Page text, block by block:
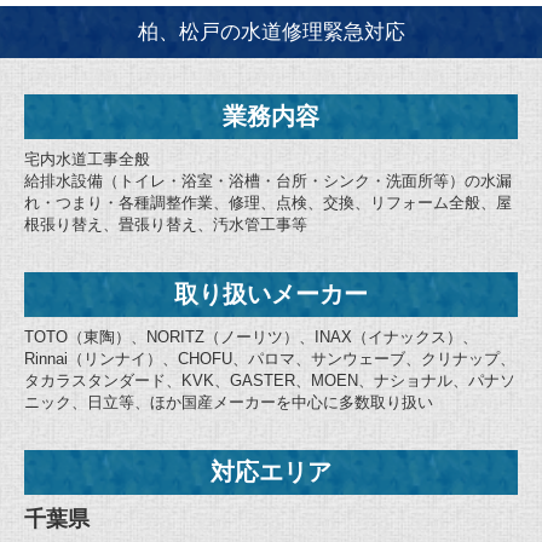
柏、松戸の水道修理緊急対応
業務内容
宅内水道工事全般
給排水設備（トイレ・浴室・浴槽・台所・シンク・洗面所等）の水漏
れ・つまり・各種調整作業、修理、点検、交換、リフォーム全般、屋
根張り替え、畳張り替え、汚水管工事等
取り扱いメーカー
TOTO（東陶）、NORITZ（ノーリツ）、INAX（イナックス）、
Rinnai（リンナイ）、CHOFU、パロマ、サンウェーブ、クリナップ、
タカラスタンダード、KVK、GASTER、MOEN、ナショナル、パナソ
ニック、日立等、ほか国産メーカーを中心に多数取り扱い
対応エリア
千葉県